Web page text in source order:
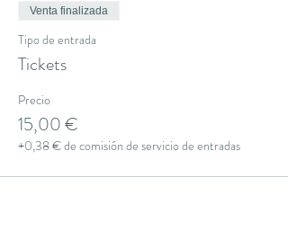
Venta finalizada
Tipo de entrada
Tickets
Precio
15,00 €
+0,38 € de comisión de servicio de entradas